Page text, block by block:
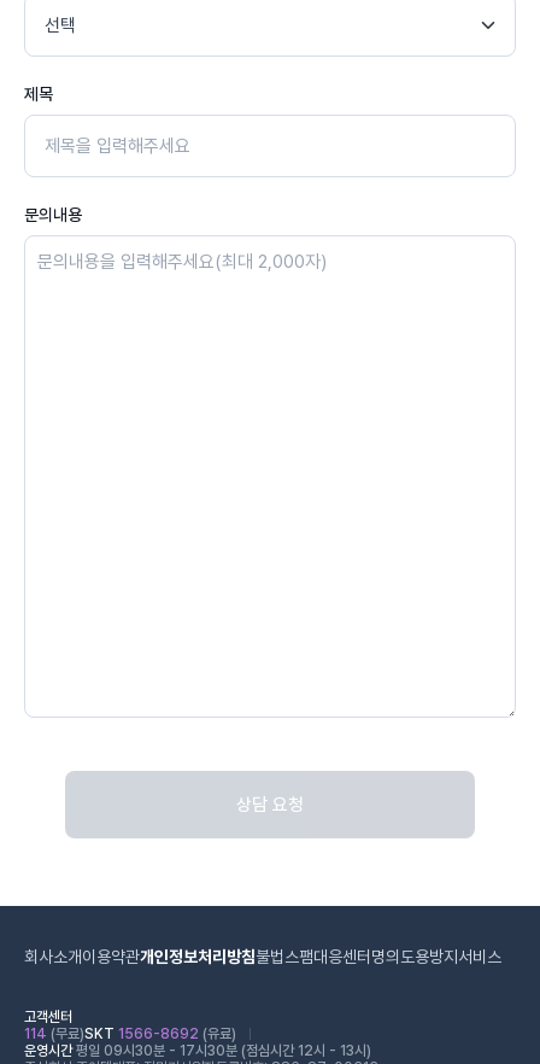
제목
문의내용
상담 요청
회사소개이용약관개인정보처리방침불법스팸대응센터 명의도용방지서비스
고객센터
114 (무료)SKT 1566-8692 (유료)
운영시간평일 09시30분 - 17시30분 (점심시간 12시 - 13시)